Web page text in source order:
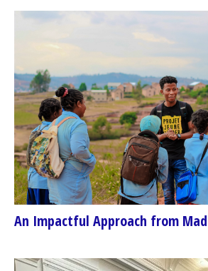
An Impactful Approach from